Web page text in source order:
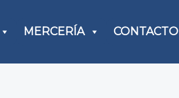
MERCERÍA CONTACTO